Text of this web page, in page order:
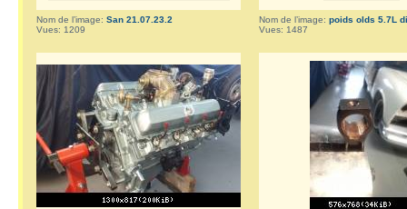
Nom de l’image: San 21.07.23.2
Vues: 1209
Nom de l’image: poids olds 5.7L
Vues: 1487